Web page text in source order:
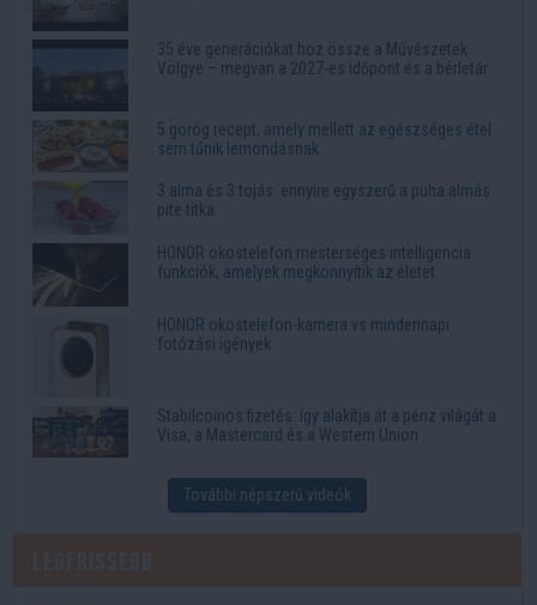
35 éve generációkat hoz össze a Művészetek
Völgye – megvan a 2027-es időpont és a bérletár
5 görög recept, amely mellett az egészséges étel
sem tűnik lemondásnak
3 alma és 3 tojás: ennyire egyszerű a puha almás
pite titka
HONOR okostelefon mesterséges intelligencia
funkciók, amelyek megkönnyítik az életet
HONOR okostelefon-kamera vs mindennapi
fotózási igények
Stabilcoinos fizetés: így alakítja át a pénz világát a
Visa, a Mastercard és a Western Union
További népszerű videók